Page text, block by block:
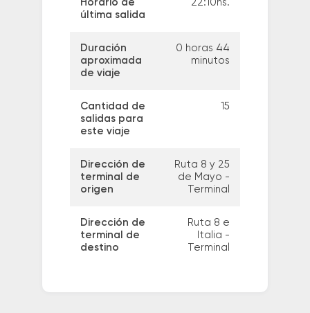
Horario de
última salida
22:10hs.
Duración
aproximada
de viaje
0 horas 44
minutos
Cantidad de
salidas para
este viaje
15
Dirección de
terminal de
origen
Ruta 8 y 25
de Mayo -
Terminal
Dirección de
terminal de
destino
Ruta 8 e
Italia -
Terminal